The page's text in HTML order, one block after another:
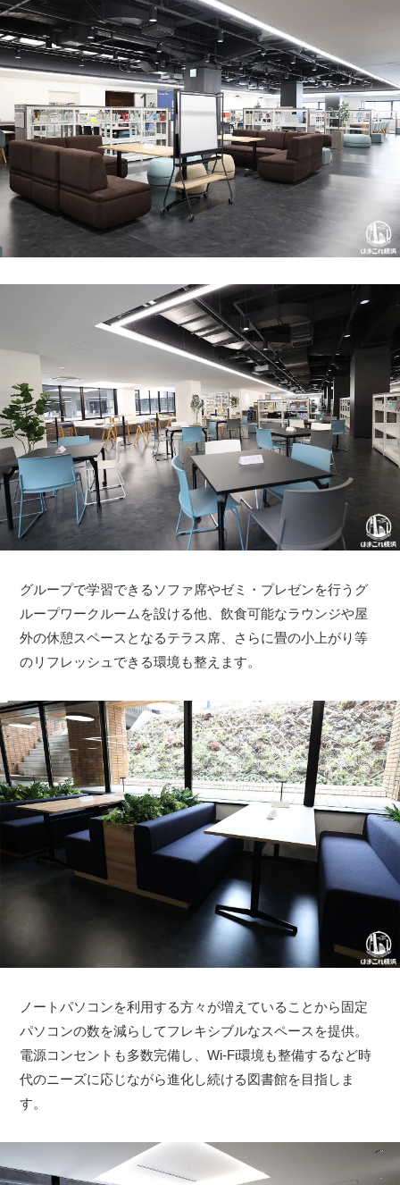
グループで学習できるソファ席やゼミ・プレゼンを行うグ
ループワークルームを設ける他、飲食可能なラウンジや屋
外の休憩スペースとなるテラス席、さらに畳の小上がり等
のリフレッシュできる環境も整えます。
ノートパソコンを利用する方々が増えていることから固定
パソコンの数を減らしてフレキシブルなスペースを提供。
電源コンセントも多数完備し、Wi-Fi環境も整備するなど時
代のニーズに応じながら進化し続ける図書館を目指しま
す。